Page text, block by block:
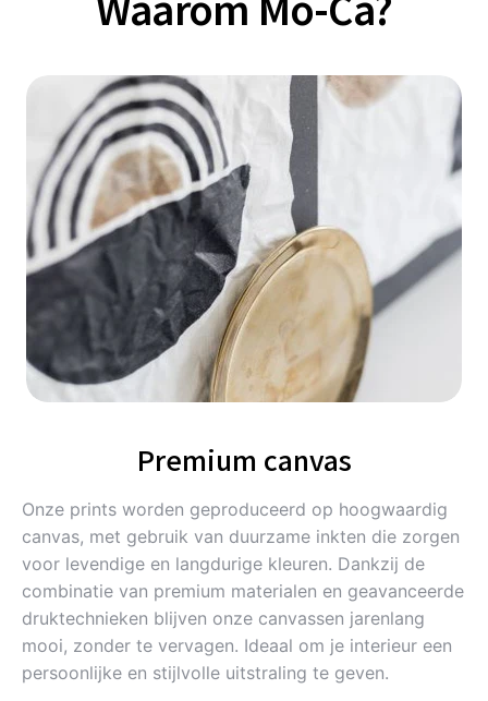
Premium canvas
Onze prints worden geproduceerd op hoogwaardig
canvas, met gebruik van duurzame inkten die zorgen
voor levendige en langdurige kleuren. Dankzij de
combinatie van premium materialen en geavanceerde
druktechnieken blijven onze canvassen jarenlang
mooi, zonder te vervagen. Ideaal om je interieur een
persoonlijke en stijlvolle uitstraling te geven.